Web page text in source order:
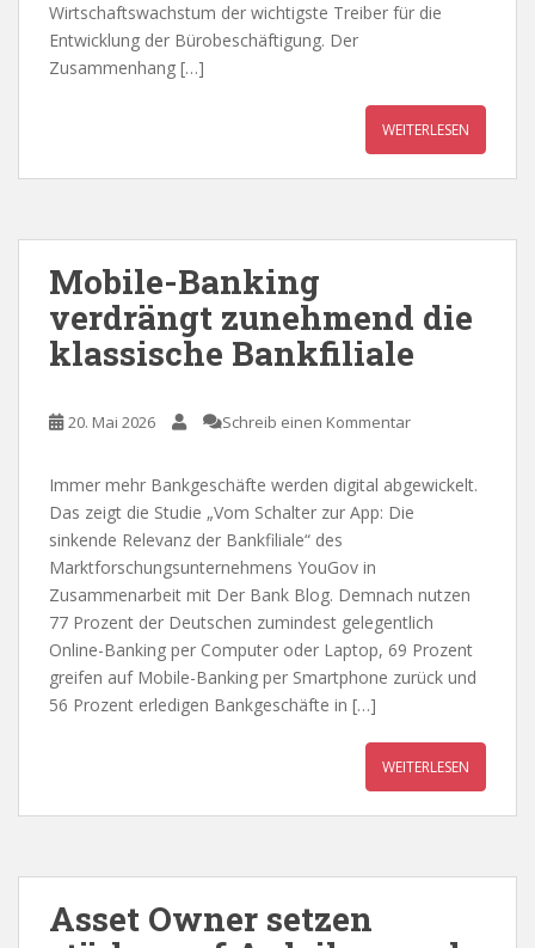
Wirtschaftswachstum der wichtigste Treiber für die
Entwicklung der Bürobeschäftigung. Der
Zusammenhang […]
WEITERLESEN
Mobile-Banking
verdrängt zunehmend die
klassische Bankfiliale
20. Mai 2026 Schreib einen Kommentar
Immer mehr Bankgeschäfte werden digital abgewickelt.
Das zeigt die Studie „Vom Schalter zur App: Die
sinkende Relevanz der Bankfiliale“ des
Marktforschungsunternehmens YouGov in
Zusammenarbeit mit Der Bank Blog. Demnach nutzen
77 Prozent der Deutschen zumindest gelegentlich
Online-Banking per Computer oder Laptop, 69 Prozent
greifen auf Mobile-Banking per Smartphone zurück und
56 Prozent erledigen Bankgeschäfte in […]
WEITERLESEN
Asset Owner setzen